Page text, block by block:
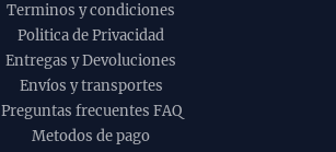
Terminos y condiciones
Politica de Privacidad
Entregas y Devoluciones
Envíos y transportes
Preguntas frecuentes FAQ
Metodos de pago